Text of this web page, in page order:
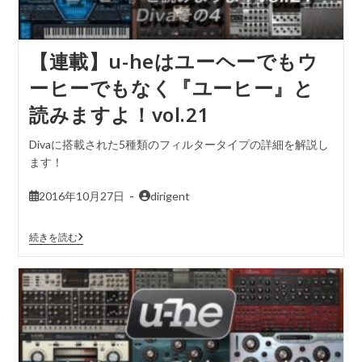
【連載】u-heはユーヘーでもウ
ーヒーでもなく『ユーヒー』と
読みますよ！vol.21
Divaに搭載された5種類のフィルタータイプの詳細を解説し
ます！
2016年10月27日 dirigent
続きを読む